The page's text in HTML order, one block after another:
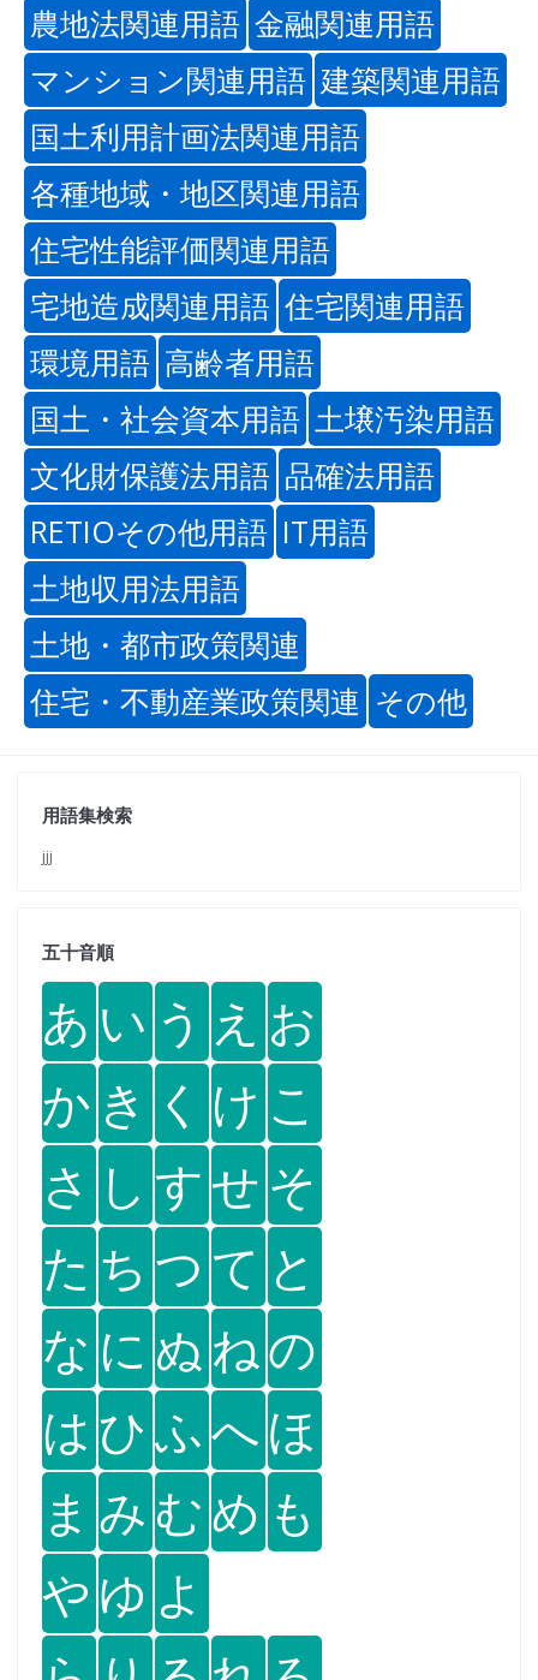
農地法関連用語 金融関連用語
マンション関連用語 建築関連用語
国土利用計画法関連用語
各種地域・地区関連用語
住宅性能評価関連用語
宅地造成関連用語 住宅関連用語
環境用語 高齢者用語
国土・社会資本用語 土壌汚染用語
文化財保護法用語 品確法用語
RETIOその他用語 IT用語
土地収用法用語
土地・都市政策関連
住宅・不動産業政策関連 その他
用語集検索
jjj
五十音順
あ い う え お
か き く け こ
さ し すせ そ
た ち つ て と
な に ぬ ねの
は ひふへほ
ま み むめ も
や ゆ よ